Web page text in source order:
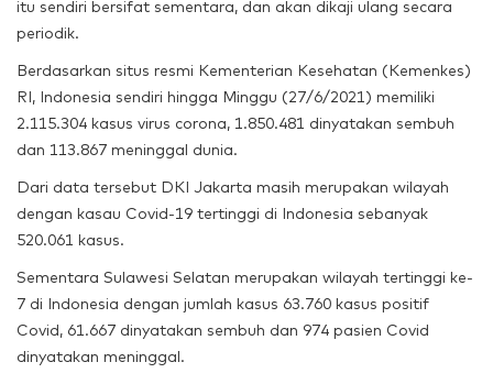
itu sendiri bersifat sementara, dan akan dikaji ulang secara
periodik.
Berdasarkan situs resmi Kementerian Kesehatan (Kemenkes)
RI, Indonesia sendiri hingga Minggu (27/6/2021) memiliki
2.115.304 kasus virus corona, 1.850.481 dinyatakan sembuh
dan 113.867 meninggal dunia.
Dari data tersebut DKI Jakarta masih merupakan wilayah
dengan kasau Covid-19 tertinggi di Indonesia sebanyak
520.061 kasus.
Sementara Sulawesi Selatan merupakan wilayah tertinggi ke-
7 di Indonesia dengan jumlah kasus 63.760 kasus positif
Covid, 61.667 dinyatakan sembuh dan 974 pasien Covid
dinyatakan meninggal.